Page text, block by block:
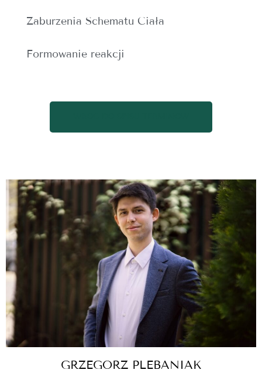
Zaburzenia Schematu Ciała
Formowanie reakcji
GRZEGORZ PLEBANIAK